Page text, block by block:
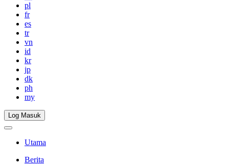
pl
fr
es
tr
vn
id
kr
jp
dk
ph
my
Log Masuk
Utama
Berita